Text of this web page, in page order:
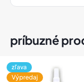
príbuzné
zľava
Výpredaj